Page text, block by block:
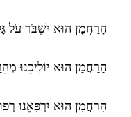
הָרַחֲמָן הוּא יִשְׁבֹּר עֹל
הָרַחֲמָן הוּא יוֹלִיכֵנוּ
הָרַחֲמָן הוּא יִרְפָּאֵנוּ